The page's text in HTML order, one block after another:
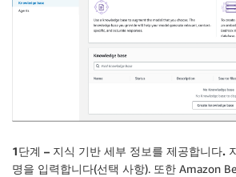
1단계 – 지식 기반 세부 정보를 제공합니다.
명을 입력합니다(선택 사항). 또한 Amazon